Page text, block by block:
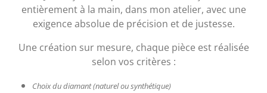
entièrement à la main, dans mon atelier, avec une
exigence absolue de précision et de justesse.
Une création sur mesure, chaque pièce est réalisée
selon vos critères :
Choix du diamant (naturel ou synthétique)